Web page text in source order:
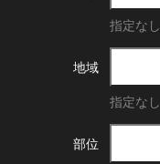
指定なし
地域
指定なし
部位